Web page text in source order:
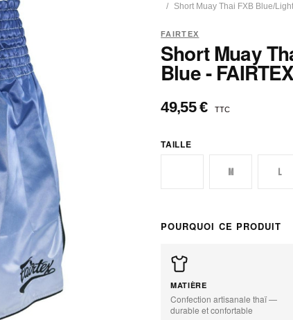
Short Muay Thai FXB Blue/
FAIRTEX
Short Muay
Blue -
49,55 € TTC
TAILLE
M L
POURQUOI CE PRODUIT
MATIÈRE
Confection artisanale thaï —
durable et confortable